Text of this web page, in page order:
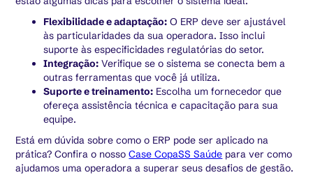
Flexibilidade e adaptação: O ERP deve ser ajustável
às particularidades da sua operadora. Isso inclui
suporte às especificidades regulatórias do setor.
Integração: Verifique se o sistema se conecta bem a
outras ferramentas que você já utiliza.
Suporte e treinamento: Escolha um fornecedor que
ofereça assistência técnica e capacitação para sua
equipe.
Está em dúvida sobre como o ERP pode ser aplicado na
prática? Confira o nossoCase CopaSS Saúde para ver como
ajudamos uma operadora a superar seus desafios de gestão.